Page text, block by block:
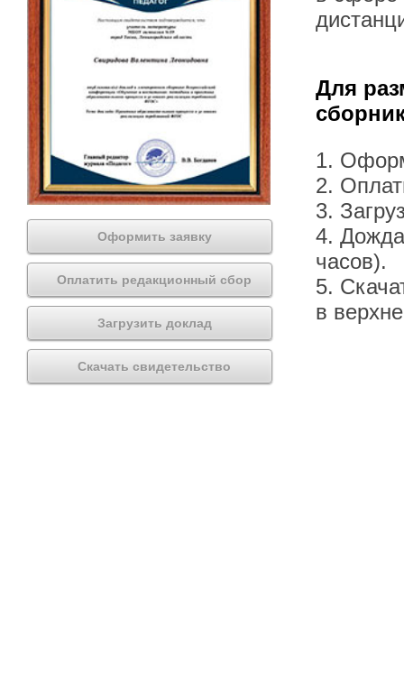
Оформить заявку
Оплатить редакционный сбор
Загрузить доклад
Скачать свидетельство
Для
1.
2.
3.
4.
часов).
5.
в